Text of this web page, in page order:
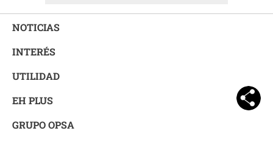
NOTICIAS
INTERÉS
UTILIDAD
EH PLUS
GRUPO OPSA